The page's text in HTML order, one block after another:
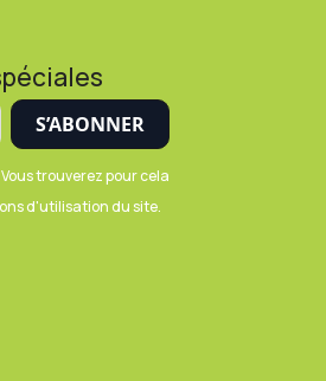
trouverez pour cela
d'utilisation du site.